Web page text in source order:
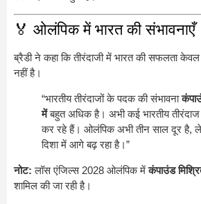
🏅 ओलंपिक में भारत की संभावनाएँ
ब्रैडी ने कहा कि तीरंदाजी में भारत की सफलता
नहीं है।
“भारतीय तीरंदाजों के पदक की संभावना
मेंबहुत अधिक है। अभी कई भारतीय तीरंदाज
कर रहे हैं। ओलंपिक अभी तीन साल दूर है,
दिशा में आगे बढ़ रहा है।”
नोट: लॉस एंजिल्स 2028 ओलंपिक मेंकंपाउंड
शामिल की जा रही है।